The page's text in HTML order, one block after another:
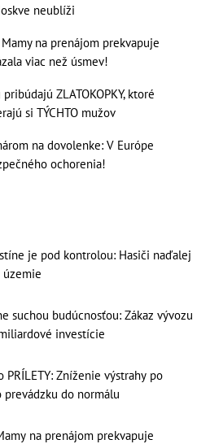
neublíži
na prenájom prekvapuje
viac než úsmev!
ZLATOKOPKY, ktoré
si TÝCHTO mužov
na dovolenke: V Európe
ochorenia!
je pod kontrolou: Hasiči naďalej
územie
suchou budúcnosťou: Zákaz vývozu
investície
Zníženie výstrahy po
do normálu
na prenájom prekvapuje